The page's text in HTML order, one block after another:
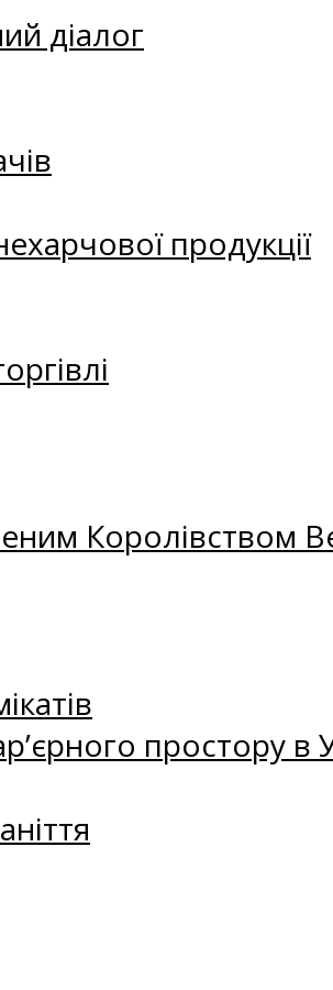
діалог
продукції
Королівством
простору в